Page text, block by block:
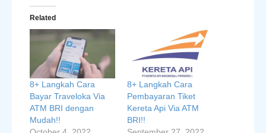
Related
8+ Langkah Cara
Bayar Traveloka Via
ATM BRI dengan
Mudah!!
8+ Langkah Cara
Pembayaran Tiket
Kereta Api Via ATM
BRI!!